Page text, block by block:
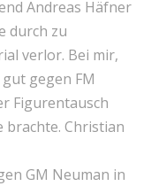
Andreas Häfner
durch zu
verlor. Bei mir,
gegen FM
Figurentausch
brachte. Christian
GM Neuman in